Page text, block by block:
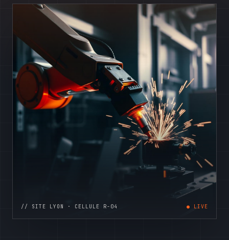
// SITE LYON · CELLULE R-04 ● LIVE